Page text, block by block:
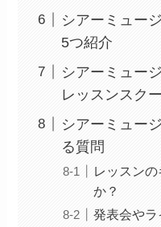
シアーミュー
5つ紹介
シアーミュー
レッスンスク
シアーミュー
る質問
レッスン
か？
発表会やラ